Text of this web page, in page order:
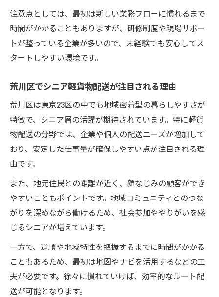
未経験シニアが選ぶ配送業界のサポート体
制
安心して始められる軽貨物配送の研修内容
自由な働き方を叶える軽貨物配送シニア活躍術
シニアが軽貨物配送で実現する自由な働き
方
シフト調整がしやすい軽貨物配送の魅力
軽貨物配送で生活リズムに合わせた働き方
自由な時間を確保できる軽貨物配送の工夫
荒川区で始めるシニア向け軽貨物配送のポイン
ト
荒川区でシニアが軽貨物配送を始める準備
シニア向け軽貨物配送のエリア選びのコツ
配送ルートが選べる軽貨物配送の魅力
荒川区の特徴を活かした軽貨物配送の方法
注意点としては、最初は新しい業務フローに慣れるまで
時間がかかることもありますが、研修制度や現場サポー
トが整っている企業が多いので、未経験でも安心してス
タートしやすい環境です。
荒川区でシニア軽貨物配送が注目される理由
荒川区は東京23区の中でも地域密着型の暮らしやすさが
特徴で、シニア層の活躍が期待されています。特に軽貨
物配送の分野では、企業や個人の配送ニーズが増加して
おり、安定した仕事量が確保しやすい点が注目される理
由です。
また、地元住民との距離が近く、顔なじみの顧客ができ
やすいこともポイントです。地域コミュニティとのつな
がりを深めながら働けるため、社会参加ややりがいを感
じるシニアが増えています。
一方で、道順や地域特性を把握するまでに時間がかかる
こともあるため、最初は地図やナビを活用するなどの工
夫が必要です。徐々に慣れていけば、効率的なルート配
送が可能となります。